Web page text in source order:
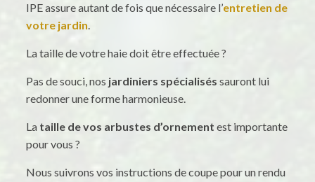
IPE assure autant de fois que nécessaire l’entretien de
votre jardin.
La taille de votre haie doit être effectuée ?
Pas de souci, nos jardiniers spécialisés sauront lui
redonner une forme harmonieuse.
La taille de vos arbustes d’ornement est importante
pour vous ?
Nous suivrons vos instructions de coupe pour un rendu